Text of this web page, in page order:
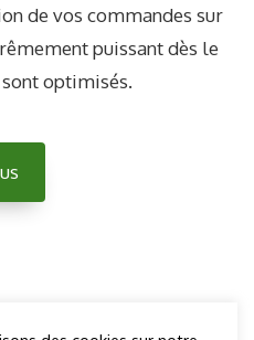
de vos commandes sur
puissant dès le
optimisés.